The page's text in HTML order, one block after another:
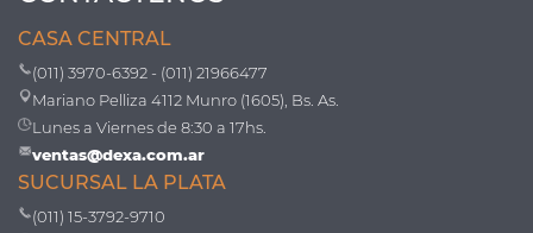
CASA CENTRAL
(011) 3970-6392 - (011) 21966477
Mariano Pelliza 4112 Munro (1605), Bs. As.
Lunes a Viernes de 8:30 a 17hs.
ventas@dexa.com.ar
SUCURSAL LA PLATA
(011) 15-3792-9710